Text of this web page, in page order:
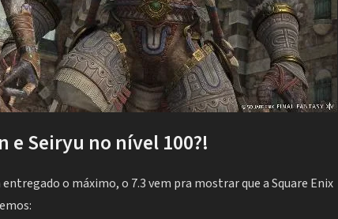
e Seiryu no nível 100?!
o máximo, o 7.3 vem pra mostrar que a Square Enix